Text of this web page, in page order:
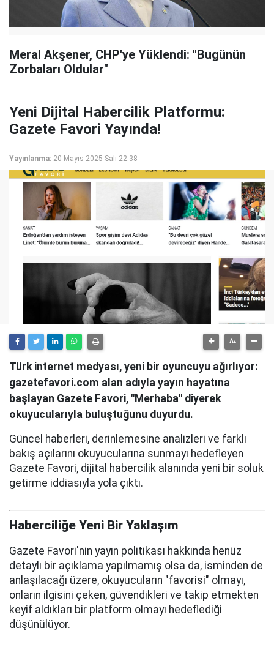
Meral Akşener, CHP'ye Yüklendi: "Bugünün
Zorbaları Oldular"
Yeni Dijital Habercilik Platformu:
Gazete Favori Yayında!
Yayınlanma: 20 Mayıs 2025 Salı 22:38
Türk internet medyası, yeni bir oyuncuyu ağırlıyor:
gazetefavori.com alan adıyla yayın hayatına
başlayan Gazete Favori, "Merhaba" diyerek
okuyucularıyla buluştuğunu duyurdu.
Güncel haberleri, derinlemesine analizleri ve farklı
bakış açılarını okuyucularına sunmayı hedefleyen
Gazete Favori, dijital habercilik alanında yeni bir soluk
getirme iddiasıyla yola çıktı.
Haberciliğe Yeni Bir Yaklaşım
Gazete Favori'nin yayın politikası hakkında henüz
detaylı bir açıklama yapılmamış olsa da, isminden de
anlaşılacağı üzere, okuyucuların "favorisi" olmayı,
onların ilgisini çeken, güvendikleri ve takip etmekten
keyif aldıkları bir platform olmayı hedeflediği
düşünülüyor.